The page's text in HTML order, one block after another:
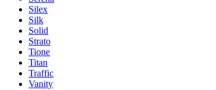
Silex
Silk
Solid
Strato
Tione
Titan
Traffic
Vanity